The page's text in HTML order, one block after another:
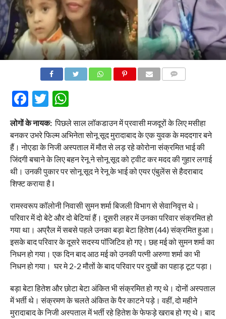
Facebook
Twitter
WhatsApp
लोगों के नायक:पिछले साल लॉकडाउन में प्रवासी मजदूरों के लिए मसीहा
बनकर उभरे फिल्म अभिनेता सोनू सूद मुरादाबाद के एक युवक के मददगार बने
हैं। नोएडा के निजी अस्पताल में मौत से लड़ रहे कोरोना संक्रमित भाई की
जिंदगी बचाने के लिए बहन रेनू ने सोनू सूद को ट्वीट कर मदद की गुहार लगाई
थी। उनकी पुकार पर सोनू सूद ने रेनू के भाई को एयर एंबुलेंस से हैदराबाद
शिफ्ट कराया है l
रामस्वरूप कॉलोनी निवासी सुमन शर्मा बिजली विभाग से सेवानिवृत्त थे।
परिवार में दो बेटे और दो बेटियां हैं। दूसरी लहर में उनका परिवार संक्रमित हो
गया था। अप्रैल में सबसे पहले उनका बड़ा बेटा हितेश (44) संक्रमित हुआ।
इसके बाद परिवार के दूसरे सदस्य पॉजिटिव हो गए। छह मई को सुमन शर्मा का
निधन हो गया। एक दिन बाद आठ मई को उनकी पत्नी अरुणा शर्मा का भी
निधन हो गया। घर मे 2-2 मौतों के बाद परिवार पर दुखों का पहाड़ टूट पड़ा।
बड़ा बेटा हितेश और छोटा बेटा अंकित भी संक्रमित हो गए थे। दोनों अस्पताल
में भर्ती थे। संक्रमण के चलते अंकित के पैर काटने पड़े। वहीं, दो महीने
मुरादाबाद के निजी अस्पताल में भर्ती रहे हितेश के फेफड़े खराब हो गए थे। बाद